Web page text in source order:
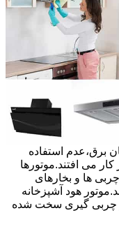
برق،عدم استفاده
می افتند.موتورها
چربی ها و بخارهای
هود آشپزخانه
چربی گیری سخت شده